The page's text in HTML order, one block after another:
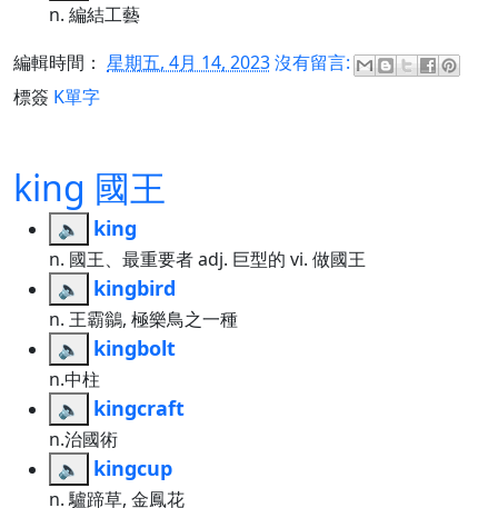
n. 編結工藝
編輯時間： 星期五, 4月 14, 2023沒有留言:
標簽 K單字
king 國王
🔈 king
n. 國王、最重要者 adj. 巨型的 vi. 做國王
🔈
kingbird
n. 王霸鶲, 極樂鳥之一種
🔈
kingbolt
n.中柱
🔈
kingcraft
n.治國術
🔈
kingcup
n. 驢蹄草, 金鳳花